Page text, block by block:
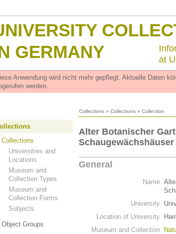
GERMANY
at
Anwendung wird nicht mehr gepflegt. Aktuelle Daten
werden.
Collections » Collections » Collection
Collections
Universities and
Locations
Museum and
Collection Types
Museum and
Collection Forms
Subjects
Object Groups
Alter Botanischer
Schaugewächshäuser
General
Name
University
Location of University
Museum and Collection